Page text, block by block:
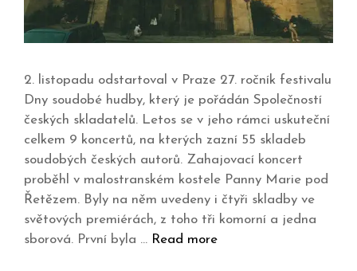
2. listopadu odstartoval v Praze 27. ročník festivalu
Dny soudobé hudby, který je pořádán Společností
českých skladatelů. Letos se v jeho rámci uskuteční
celkem 9 koncertů, na kterých zazní 55 skladeb
soudobých českých autorů. Zahajovací koncert
proběhl v malostranském kostele Panny Marie pod
Řetězem. Byly na něm uvedeny i čtyři skladby ve
světových premiérách, z toho tři komorní a jedna
sborová. První byla … Read more